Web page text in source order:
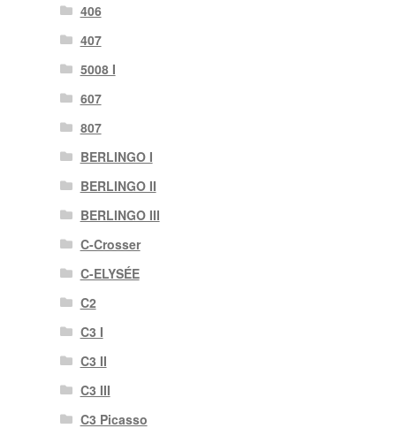
406
407
5008 I
607
807
BERLINGO I
BERLINGO II
BERLINGO III
C-Crosser
C-ELYSÉE
C2
C3 I
C3 II
C3 III
C3 Picasso